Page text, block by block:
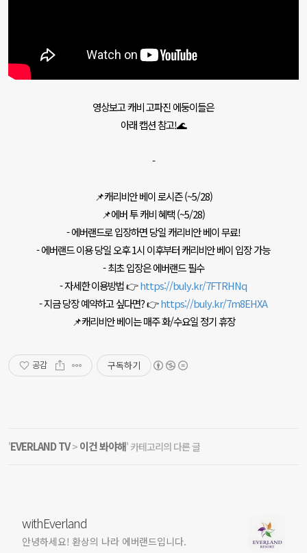
영상보고 캐비 고파진 에둥이들은
아래 캡션 참고!🌊
-
📌캐리비안 베이 로시즌 (~5/28)
📌에버 투 캐비 혜택 (~5/28)
- 에버랜드로 입장하면 당일 캐리비안 베이 무료!
- 에버랜드 이용 당일 오후 1시 이후부터 캐리비안 베이 입장 가능
- 최초 입장은 에버랜드 필수
- 자세한 이용방법 👉https://buly.kr/7FTRHNq
- 지금 당장 예약하고 싶다면? 👉https://buly.kr/7m8EHXA
📌캐리비안 베이는 매주 화/수요일 정기 휴장
공감 구독하기
'EVERLAND TV> 이건 봐야해' 카테고리의 다른 글
withEverland
안녕하세요! 환상의 나라 에버랜드입니다.